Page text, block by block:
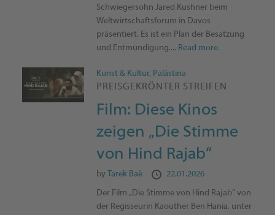
Schwiegersohn Jared Kushner beim
Weltwirtschaftsforum in Davos
präsentiert. Es ist ein Plan der Besatzung
und Entmündigung.... Read more.
Kunst & Kultur, Palästina
PREISGEKRÖNTER STREIFEN
Film: Diese Kinos
zeigen „Die Stimme
von Hind Rajab“
by Tarek Baé 22.01.2026
Der Film „Die Stimme von Hind Rajab“ von
der Regisseurin Kaouther Ben Hania, unter